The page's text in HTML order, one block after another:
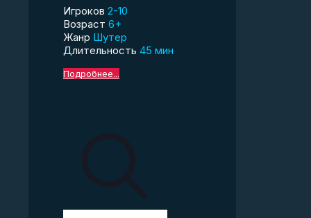
Игроков 2-10
Возраст 6+
Жанр Шутер
Длительность 45 мин
Подробнее...